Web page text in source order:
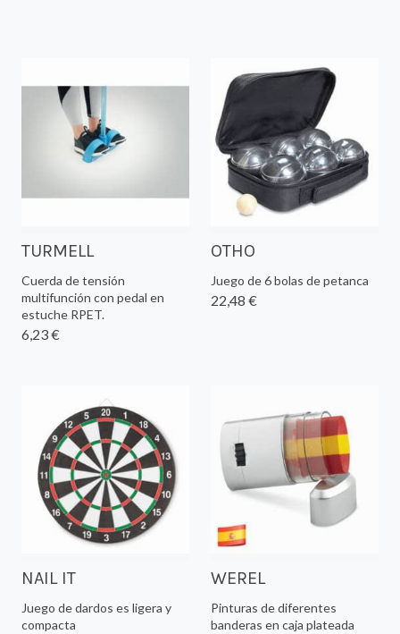
TURMELL
Cuerda de tensión
multifunción con pedal en
estuche RPET.
6,23 €
OTHO
Juego de 6 bolas de petanca
22,48 €
NAIL IT
Juego de dardos es ligera y
compacta
WEREL
Pinturas de diferentes
banderas en caja plateada